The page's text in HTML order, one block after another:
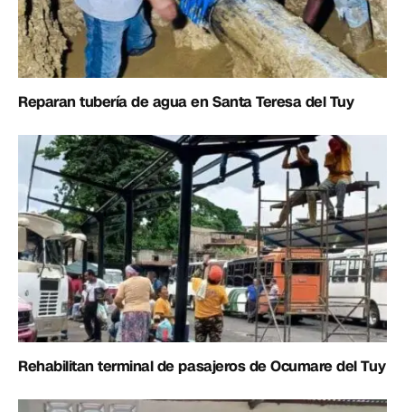
Reparan tubería de agua en Santa Teresa del Tuy
Rehabilitan terminal de pasajeros de Ocumare del Tuy